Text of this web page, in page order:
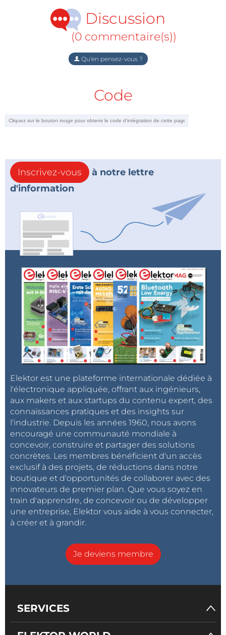
Discussion
(0 commentaire(s))
Qu'en pensez-vous ?
Code
Inscrivez-vous
à notre lettre
d'information
Elektor est une plateforme internationale dédiée à
l'électronique appliquée, offrant aux ingénieurs,
aux makers et aux startups du contenu expert, des
connaissances pratiques et des insights sur
l'industrie. Depuis les années 1960, nous avons
encouragé une communauté mondiale à
concevoir, construire et partager des solutions
concrètes. Les membres bénéficient d'un accès
exclusif à des projets, de réductions dans notre
boutique et d'opportunités de collaborer avec des
innovateurs de premier plan. Que vous soyez en
train d'apprendre, de concevoir ou de développer
une entreprise, Elektor vous aide à vous connecter,
à créer et à grandir.
Je deviens membre
SERVICES